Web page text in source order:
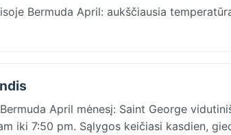
Bermuda April: aukščiausia
April mėnesį: Saint George
iki 7:50 pm. Sąlygos keičiasi kasdien,